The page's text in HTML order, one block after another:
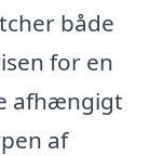
både
for en
afhængigt
af